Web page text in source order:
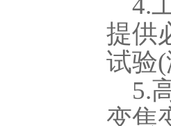
提供
试验(
5.
变焦